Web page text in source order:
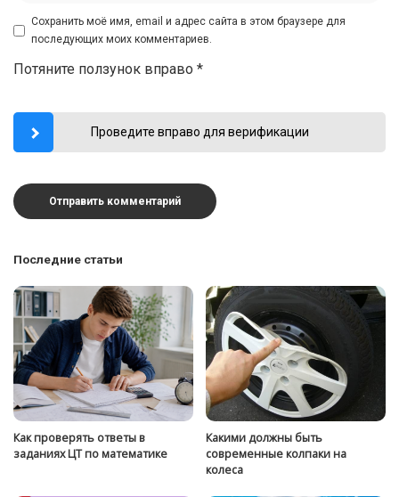
Сохранить моё имя, email и адрес сайта в этом браузере для
последующих моих комментариев.
Потяните ползунок вправо *
Проведите вправо для верификации
Последние статьи
Как проверять ответы в
заданиях ЦТ по математике
Какими должны быть
современные колпаки на
колеса